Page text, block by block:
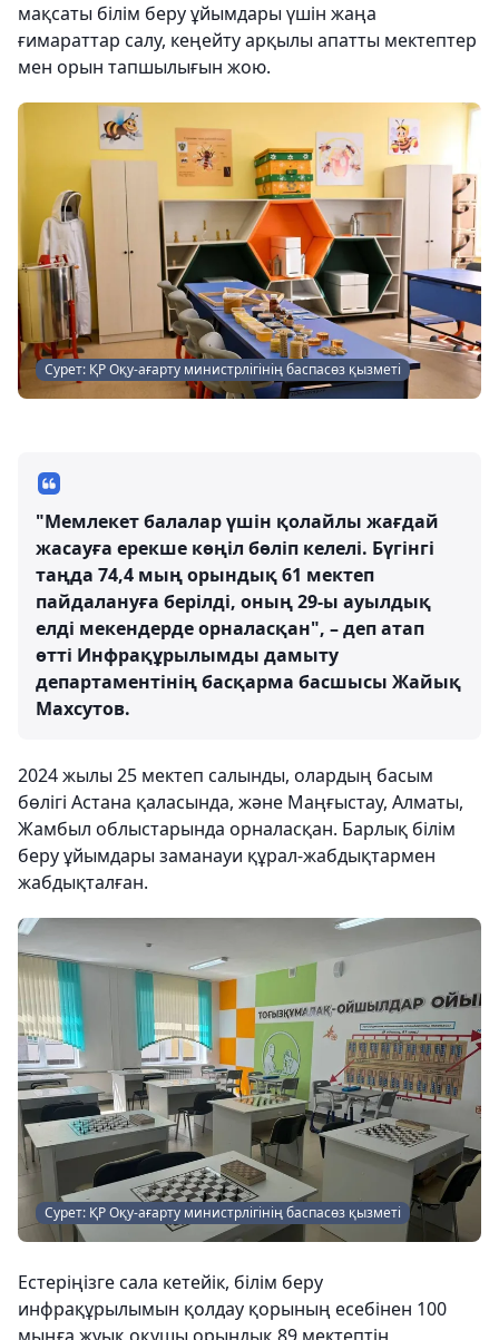
мақсаты білім беру ұйымдары үшін жаңа
ғимараттар салу, кеңейту арқылы апатты мектептер
мен орын тапшылығын жою.
Сурет: ҚР Оқу-ағарту министрлігінің баспасөз қызметі
"Мемлекет балалар үшін қолайлы жағдай
жасауға ерекше көңіл бөліп келелі. Бүгінгі
таңда 74,4 мың орындық 61 мектеп
пайдалануға берілді, оның 29-ы ауылдық
елді мекендерде орналасқан", – деп атап
өтті Инфрақұрылымды дамыту
департаментінің басқарма басшысы Жайық
Махсутов.
2024 жылы 25 мектеп салынды, олардың басым
бөлігі Астана қаласында, және Маңғыстау, Алматы,
Жамбыл облыстарында орналасқан. Барлық білім
беру ұйымдары заманауи құрал-жабдықтармен
жабдықталған.
Сурет: ҚР Оқу-ағарту министрлігінің баспасөз қызметі
Естеріңізге сала кетейік, білім беру
инфрақұрылымын қолдау қорының есебінен 100